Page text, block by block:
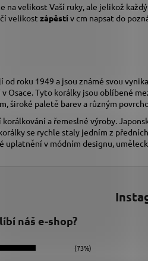
na velikost Vaší ruky, ale jelikož
velikost zápěstív cm napsat do
roku 1949 a jsou známé svou
Osace. Tyto korálky jsou oblíbené
široké paletě barev a různým
a řemeslné výroby.
se rychle staly jedním z
uplatnění v módním designu,
náš e-shop?
(73%)